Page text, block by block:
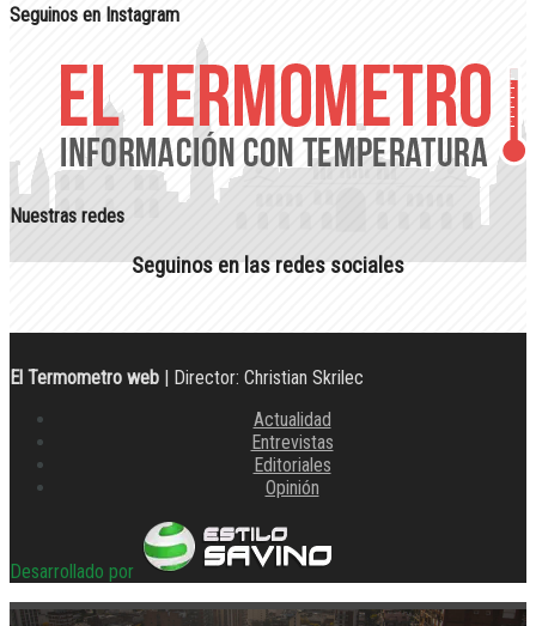
Seguinos en Instagram
Nuestras redes
Seguinos en las redes sociales
El Termometro web | Director: Christian Skrilec
Actualidad
Entrevistas
Editoriales
Opinión
Desarrollado por